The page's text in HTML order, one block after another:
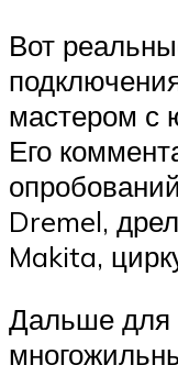
Вот
мастером с
Его
Dremel,
Makita,
Дальше для